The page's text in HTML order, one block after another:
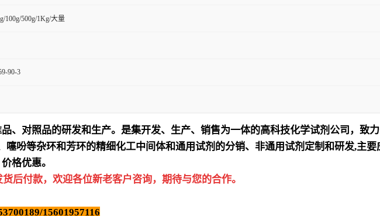
100g/500g/1Kg/大量
90-3
、对照品的研发和生产。是集开发、生产、销售为一体的高科技化学试剂公司，致
噻吩等杂环和芳环的精细化工中间体和通用试剂的分销、非通用试剂定制和研发,主要
格优惠。
后付款，欢迎各位新老客户咨询，期待与您的合作。
15601957116